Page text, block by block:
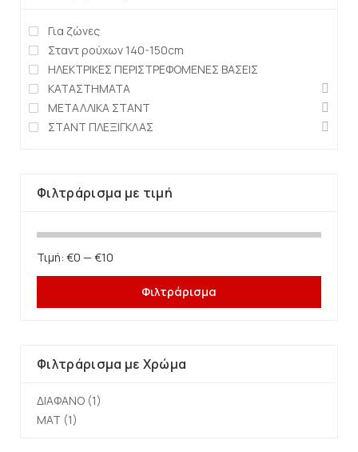
Για ζώνες
Σταντ ρούχων 140-150cm
ΗΛΕΚΤΡΙΚΕΣ ΠΕΡΙΣΤΡΕΦΟΜΕΝΕΣ ΒΑΣΕΙΣ
ΚΑΤΑΣΤΗΜΑΤΑ
ΜΕΤΑΛΛΙΚΑ ΣΤΑΝΤ
ΣΤΑΝΤ ΠΛΕΞΙΓΚΛΑΣ
Φιλτράρισμα με τιμή
Φιλτράρισμα
Τιμή: €0 — €10
Φιλτράρισμα με Χρώμα
ΔΙΑΦΑΝΟ (1)
ΜΑΤ (1)